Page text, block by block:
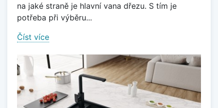
na jaké straně je hlavní vana dřezu. S tím je
potřeba při výběru...
Číst více